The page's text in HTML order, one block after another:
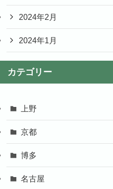
2024年2月
2024年1月
カテゴリー
上野
京都
博多
名古屋